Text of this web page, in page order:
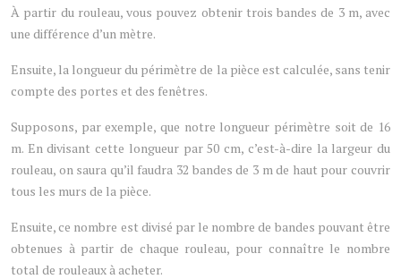
À partir du rouleau, vous pouvez obtenir trois bandes de 3 m, avec
une différence d’un mètre.
Ensuite, la longueur du périmètre de la pièce est calculée, sans tenir
compte des portes et des fenêtres.
Supposons, par exemple, que notre longueur périmètre soit de 16
m. En divisant cette longueur par 50 cm, c’est-à-dire la largeur du
rouleau, on saura qu’il faudra 32 bandes de 3 m de haut pour couvrir
tous les murs de la pièce.
Ensuite, ce nombre est divisé par le nombre de bandes pouvant être
obtenues à partir de chaque rouleau, pour connaître le nombre
total de rouleaux à acheter.